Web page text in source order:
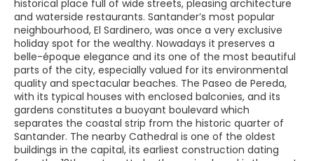
historical place full of wide streets, pleasing architecture
and waterside restaurants. Santander’s most popular
neighbourhood, El Sardinero, was once a very exclusive
holiday spot for the wealthy. Nowadays it preserves a
belle-époque elegance and its one of the most beautiful
parts of the city, especially valued for its environmental
quality and spectacular beaches. The Paseo de Pereda,
with its typical houses with enclosed balconies, and its
gardens constitutes a buoyant boulevard which
separates the coastal strip from the historic quarter of
Santander. The nearby Cathedral is one of the oldest
buildings in the capital, its earliest construction dating